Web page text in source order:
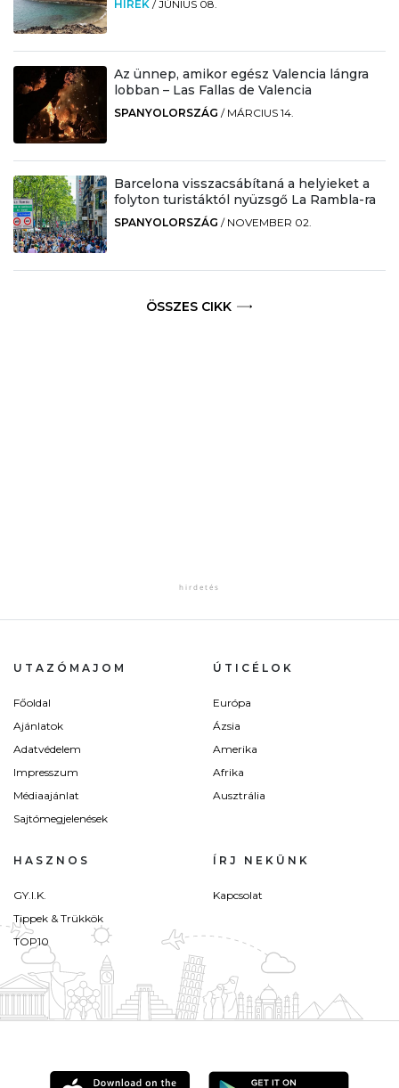
HÍREK /JÚNIUS 08.
Az ünnep, amikor egész Valencia lángra
lobban – Las Fallas de Valencia
SPANYOLORSZÁG / MÁRCIUS 14.
Barcelona visszacsábítaná a helyieket a
folyton turistáktól nyüzsgő La Rambla-ra
SPANYOLORSZÁG / NOVEMBER 02.
ÖSSZES CIKK
UTAZÓMAJOM
Főoldal
Ajánlatok
Adatvédelem
Impresszum
Médiaajánlat
Sajtómegjelenések
ÚTICÉLOK
Európa
Ázsia
Amerika
Afrika
Ausztrália
HASZNOS
GY.I.K.
Tippek & Trükkök
TOP10
ÍRJ NEKÜNK
Kapcsolat